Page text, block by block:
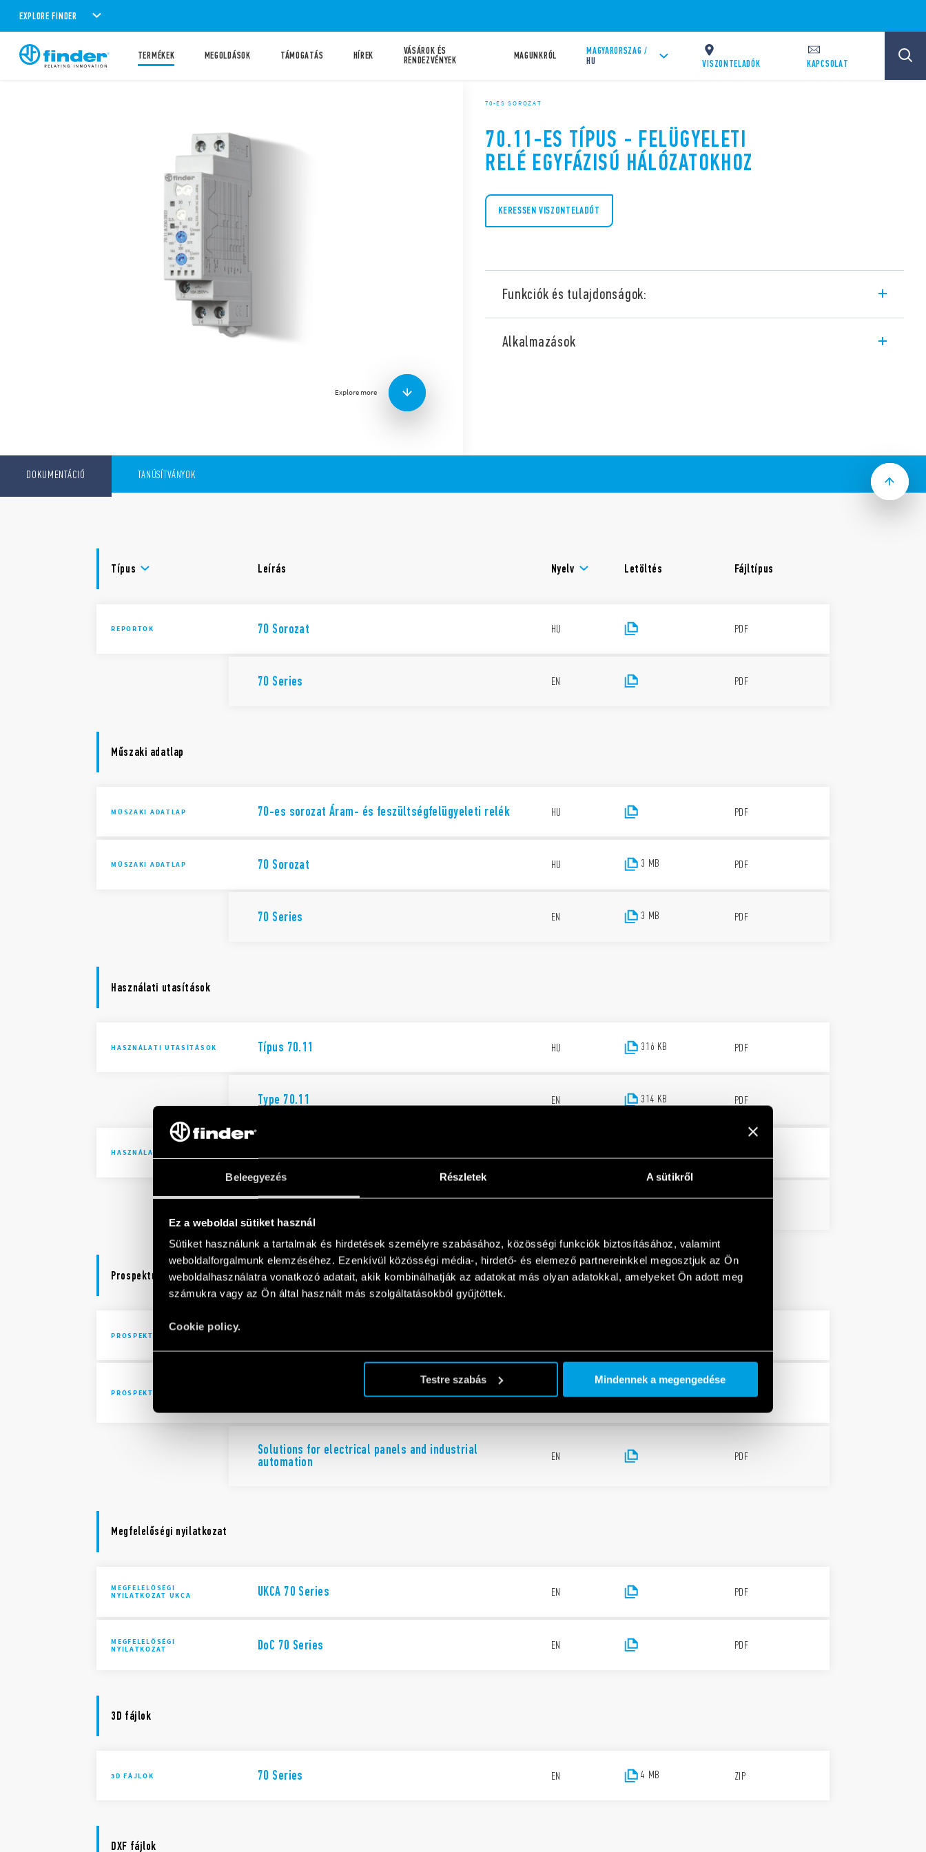
Beleegyezés Részletek A sütikről
Ez a weboldal sütiket használ
Sütiket használunk a tartalmak és hirdetések személyre szabásához, közösségi funkciók biztosításához, valamint
weboldalforgalmunk elemzéséhez. Ezenkívül közösségi média-, hirdető- és elemező partnereinkkel megosztjuk az Ön
weboldalhasználatra vonatkozó adatait, akik kombinálhatják az adatokat más olyan adatokkal, amelyeket Ön adott meg
számukra vagy az Ön által használt más szolgáltatásokból gyűjtöttek.
Cookie policy.
Testre szabás Mindennek a megengedése
EXPLORE FINDER
TERMÉKEK MEGOLDÁSOK TÁMOGATÁS HÍREK
VÁSÁROK ÉS
RENDEZVÉNYEK
MAGUNKRÓL
MAGYARORSZAG /
HU
VISZONTELADÓK KAPCSOLAT
Explore more
70-ES SOROZAT
70.11-ES TÍPUS - FELÜGYELETI
RELÉ EGYFÁZISÚ HÁLÓZATOKHOZ
KERESSEN VISZONTELADÓT
Funkciók és tulajdonságok:
hálózatokhoz, többfunkciós, választható funkciók: fesz. csökkenés,
Színes LED-es állapotjelzés
Alkalmazások
DOKUMENTÁCIÓ TANÚSÍTVÁNYOK
Típus Leírás Nyelv Letöltés Fájltípus
REPORTOK 70 Sorozat HU PDF
70 Series EN PDF
Műszaki adatlap
MŰSZAKI ADATLAP 70-es sorozat Áram- és feszültségfelügyeleti relék HU PDF
MŰSZAKI ADATLAP 70 Sorozat HU 3 MB PDF
70 Series EN 3 MB PDF
Használati utasítások
HASZNÁLATI UTASÍTÁSOK Típus 70.11 HU 316 KB PDF
Type 70.11 EN 314 KB PDF
HASZNÁLATI UTASÍTÁSOK
Prospektusok
PROSPEKTUSOK
PROSPEKTUSOK Solutions for electrical panels and industrial EN
Solutions for electrical panels and industrial
automation EN PDF
Megfelelőségi nyilatkozat
MEGFELELŐSÉGI
NYILATKOZAT UKCA
UKCA 70 Series EN PDF
MEGFELELŐSÉGI
NYILATKOZAT
DoC 70 Series EN PDF
3D fájlok
3D FÁJLOK 70 Series EN 4 MB ZIP
DXF fájlok